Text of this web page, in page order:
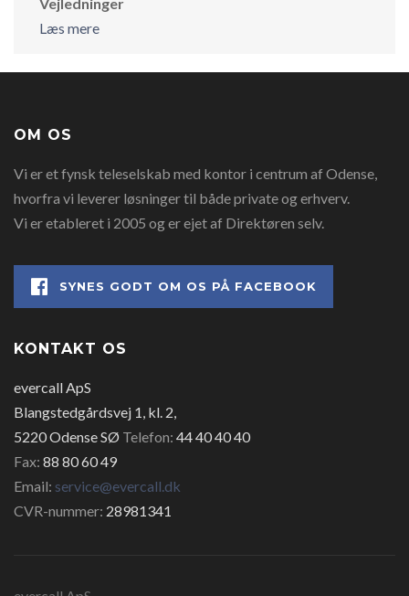
Læs mere
OM OS
Vi er et fynsk teleselskab med kontor i centrum af Odense,
hvorfra vi leverer løsninger til både private og erhverv.
Vi er etableret i 2005 og er ejet af Direktøren selv.
SYNES GODT OM OS PÅ FACEBOOK
KONTAKT OS
evercall ApS
Blangstedgårdsvej 1, kl. 2,
5220 Odense SØ Telefon: 44 40 40 40
Fax: 88 80 60 49
Email: service@evercall.dk
CVR-nummer: 28981341